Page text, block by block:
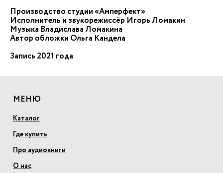
Производство студии «Амперфект»
Исполнитель и звукорежиссёр Игорь Ломакин
Музыка Владислава Ломакина
Автор обложки Ольга Кандела
Запись 2021 года
МЕНЮ
Каталог
Где купить
Про аудиокниги
О нас